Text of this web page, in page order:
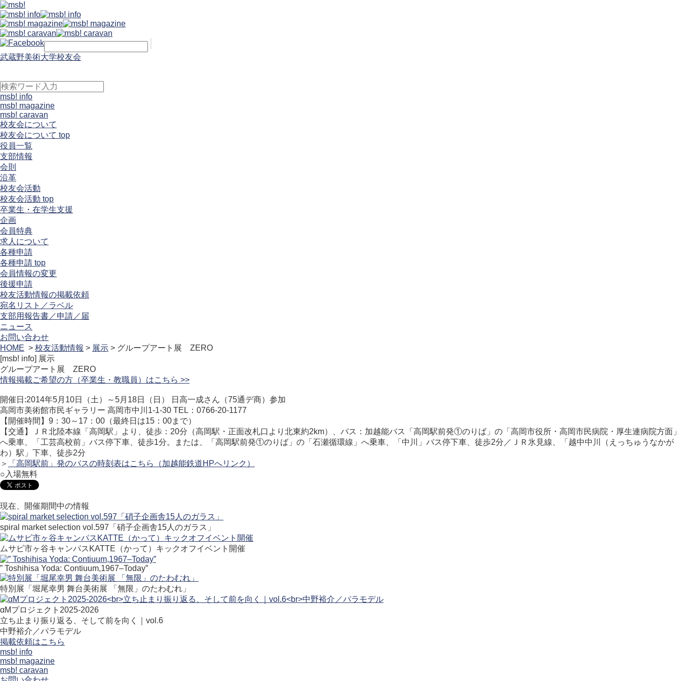
武蔵野美術大学校友会
msb! info
msb! magazine
msb! caravan
校友会について
校友会について top
役員一覧
支部情報
会則
沿革
校友会活動
校友会活動 top
卒業生・在学生支援
企画
会員特典
求人について
各種申請
各種申請 top
会員情報の変更
後援申請
校友活動情報の掲載依頼
宛名リスト／ラベル
支部用報告書／申請／届
ニュース
お問い合わせ
HOME > 校友活動情報 > 展示 > グループアート展 ZERO
[msb! info] 展示
グループアート展 ZERO
情報掲載ご希望の方（卒業生・教職員）はこちら >>
開催日:2014年5月10日（土）～5月18日（日） 日高一成さん（75通デ商）参加
高岡市美術館市民ギャラリー 高岡市中川1-1-30 TEL：0766-20-1177
【開催時間】9：30～17：00（最終日は15：00まで）
【交通】ＪＲ北陸本線「高岡駅」より、徒歩：20分（高岡駅・正面改札口より北東約2km）、バス：加越能バス「高岡駅前発①のりば」の「高岡市役所・高岡市民病院・厚生連病院方面」
へ乗車、「工芸高校前」バス停下車、徒歩1分。または、「高岡駅前発①のりば」の「石瀬循環線」へ乗車、「中川」バス停下車、徒歩2分／ＪＲ氷見線、「越中中川（えっちゅうなかが
わ）駅」下車、徒歩2分
＞
「高岡駅前」発のバスの時刻表はこちら（加越能鉄道HPへリンク）
○入場無料
現在、開催期間中の情報
spiral market selection vol.597「硝子企画舎15人のガラス」
ムサビ市ヶ谷キャンパスKATTE（かって）キックオフイベント開催
” Toshihisa Yoda: Contiuum,1967–Today”
特別展「堀尾幸男 舞台美術展 「無限」のたわむれ」
αMプロジェクト2025-2026
立ち止まり振り返る、そして前を向く｜vol.6
中野裕介／パラモデル
掲載依頼はこちら
msb! info
msb! magazine
msb! caravan